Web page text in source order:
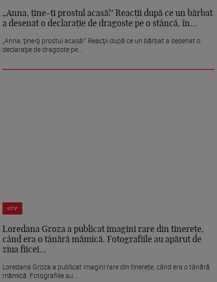
„Anna, ţine-ţi prostul acasă!" Reacţii după ce un bărbat
a desenat o declaraţie de dragoste pe o stâncă, în...
„Anna, ţine-ţi prostul acasă!" Reacţii după ce un bărbat a desenat o
declaraţie de dragoste pe...
UTV
Loredana Groza a publicat imagini rare din tinerețe,
când era o tânără mămică. Fotografiile au apărut de
ziua fiicei...
Loredana Groza a publicat imagini rare din tinerețe, când era o tânără
mămică. Fotografiile au...